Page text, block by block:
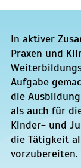
In aktiver
Praxen und
Aufgabe
die
als auch für
Kinder- und
die Tätigkeit
vorzubereiten.